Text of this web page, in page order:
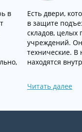
в
Есть двери,
в защите
складов, целых
учреждений.
технические. В
находятся
Читать далее